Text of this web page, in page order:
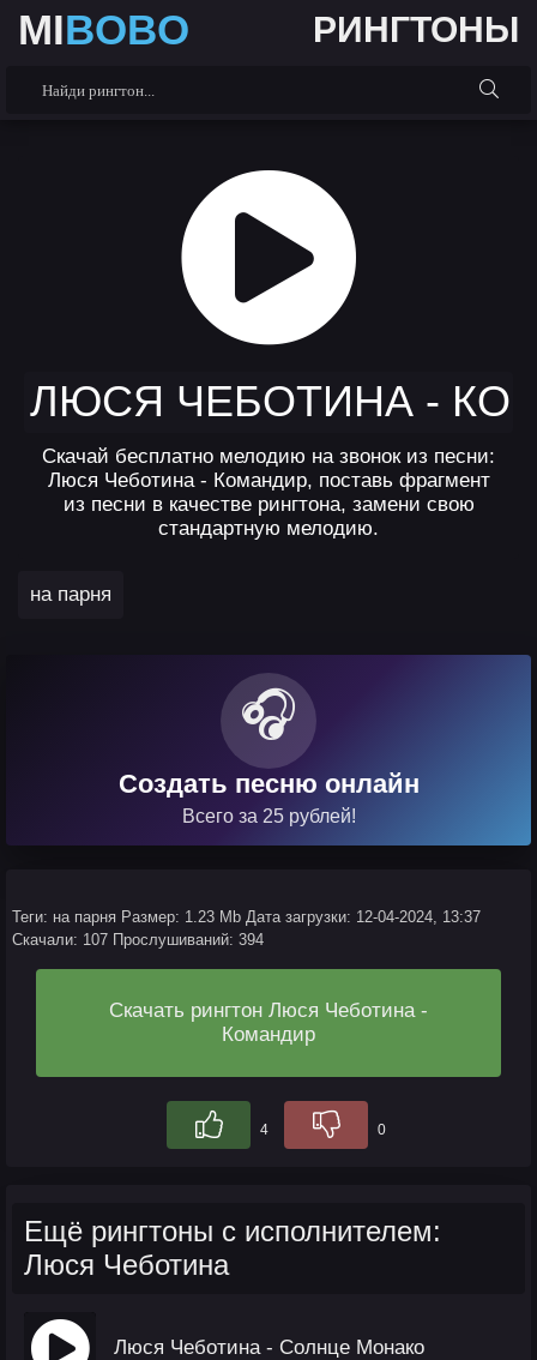
MIBOBO РИНГТОНЫ
ЛЮСЯ ЧЕБОТИНА -
Скачай бесплатно мелодию на звонок из песни:
Люся Чеботина - Командир, поставь фрагмент
из песни в качестве рингтона, замени свою
стандартную мелодию.
на парня
🎧
Создать песню онлайн
Всего за 25 рублей!
Теги: на парня Размер: 1.23 Mb Дата загрузки: 12-04-2024, 13:37
Скачали: 107 Прослушиваний: 394
Скачать рингтон Люся Чеботина -
Командир
4 0
Ещё рингтоны с исполнителем:
Люся Чеботина
Люся Чеботина - Солнце Монако